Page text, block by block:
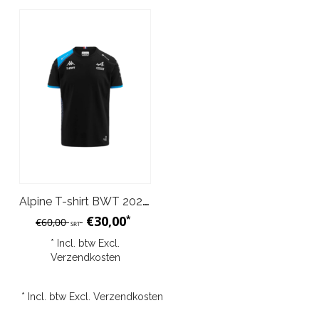
Alpine T-shirt BWT 2023 Team Supporter Heren
€60,00SRT €30,00*
* Incl. btw Excl.
Verzendkosten
* Incl. btw Excl. Verzendkosten